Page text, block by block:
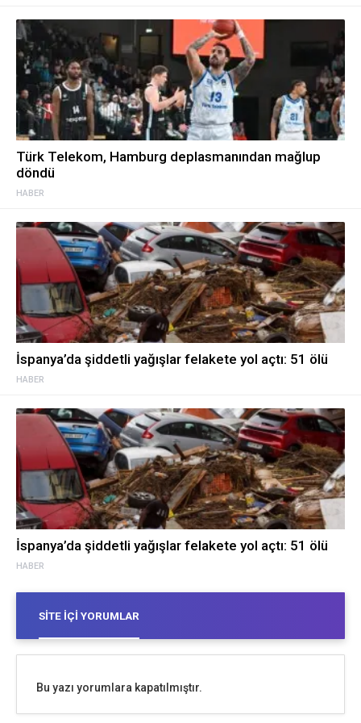
HABER
Türk Telekom, Hamburg deplasmanından mağlup
döndü
HABER
İspanya’da şiddetli yağışlar felakete yol açtı: 51 ölü
HABER
İspanya’da şiddetli yağışlar felakete yol açtı: 51 ölü
SITE İÇI YORUMLAR
Bu yazı yorumlara kapatılmıştır.